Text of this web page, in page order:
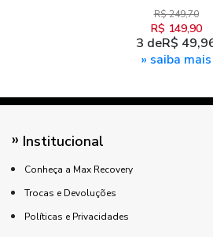
R$ 249,70
R$ 149,90
3 deR$
» saiba mais
Institucional
Conheça a Max Recovery
Trocas e Devoluções
Políticas e Privacidades